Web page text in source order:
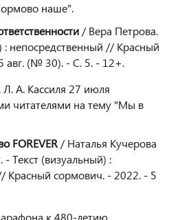
наше".
/ Вера Петрова.
: непосредственный // Красный
авг. (№ 30). - С. 5. - 12+.
Л. А. Кассиля 27 июля
читателями на тему "Мы в
FOREVER / Наталья Кучерова
Текст (визуальный) :
Красный сормович. - 2022. - 5
к 480-летию